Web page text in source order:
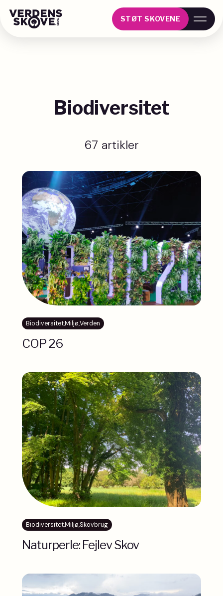
STØT SKOVENE
Biodiversitet
67 artikler
Biodiversitet,Miljø,Verden
COP 26
Biodiversitet,Miljø,Skovbrug
Naturperle: Fejlev Skov